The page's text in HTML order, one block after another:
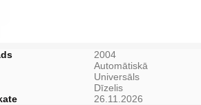
2004
Automātiskā
Universāls
Dīzelis
26.11.2026